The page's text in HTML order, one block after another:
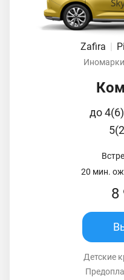
Zafira |
до
20 мин.
8
Детские